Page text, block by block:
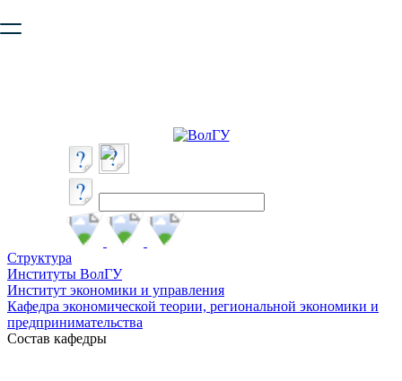
безопасную работу с сайтом. Пожалуйста
Структура
Институты ВолГУ
Институт экономики и управления
Кафедра экономической теории, региональной экономики и
предпринимательства
Состав кафедры